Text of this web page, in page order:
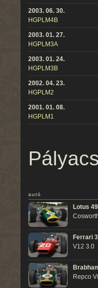
2003. 06. 30.
HGPLM4B
2003. 01. 27.
HGPLM3A
2003. 01. 24.
HGPLM3B
2002. 04. 23.
HGPLM2
2001. 01. 08.
HGPLM1
autó
Lotus 49
Ferrari
V12 3.0
Repco